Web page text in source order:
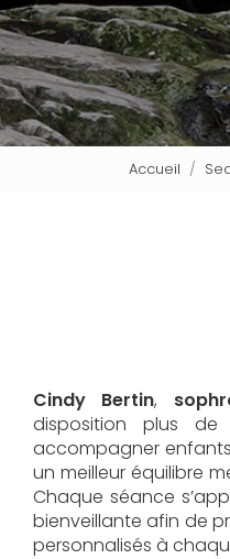
Accueil
Cindy Bertin,
disposition plus de
accompagner
un meilleur équilibre
Chaque séance
bienveillante afin de
personnalisés à